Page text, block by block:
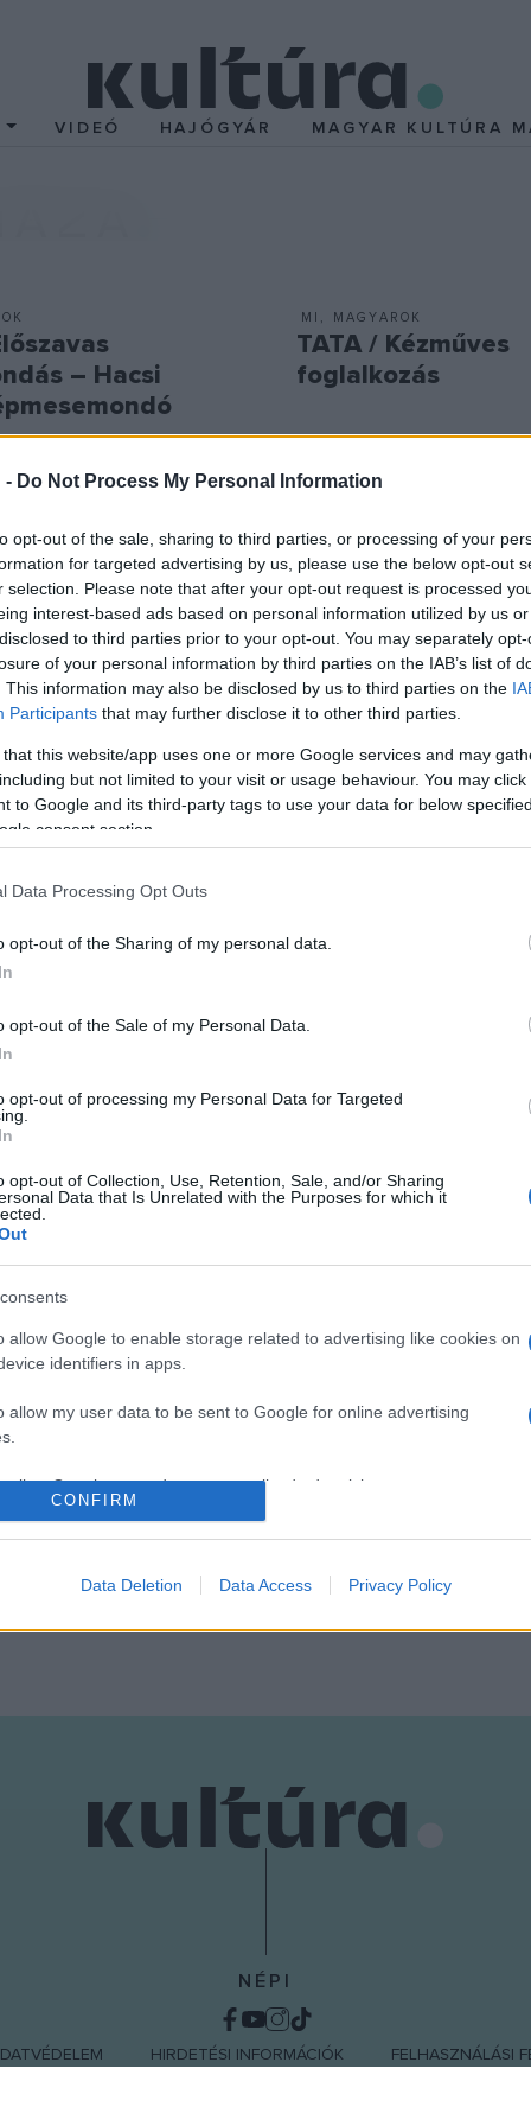
- Do Not Process My Personal Information
opt-out of the sale, sharing to third parties, or processing of your
for targeted advertising by us, please use the below opt-out
selection. Please note that after your opt-out request is processed
interest-based ads based on personal information utilized by us
to third parties prior to your opt-out. You may separately
of your personal information by third parties on the IAB’s list of
This information may also be disclosed by us to third parties on the
Participants that may further disclose it to other third parties.
that this website/app uses one or more Google services and may
but not limited to your visit or usage behaviour. You may
to Google and its third-party tags to use your data for below
consent section.
Data Processing Opt Outs
opt-out of the Sharing of my personal data.
opt-out of the Sale of my Personal Data.
opt-out of processing my Personal Data for Targeted
opt-out of Collection, Use, Retention, Sale, and/or Sharing
Data that Is Unrelated with the Purposes for which it
allow Google to enable storage related to advertising like cookies on
identifiers in apps.
allow my user data to be sent to Google for online advertising
allow Google to send me personalized advertising.
allow Google to enable storage related to analytics like cookies on
CONFIRM
Data Deletion Data Access Privacy Policy
VIDEÓ HAJÓGYÁR MAGYAR KULTÚRA
– Hacsi
MI, MAGYAROK
TATA / Kézműves
foglalkozás
/ Élőszavas
– Bukovics
MI, MAGYAROK
EDELÉNY /
mesemondás –
János
/ Fábián
túl
KULTPOL
Idén is 2,5 milliárd forinttal
Csoóri Sándor Programot,
részesülhet – jelentette be
Balázs pénteken
< 5 7 9 >
NÉPI
HIRDETÉSI INFORMÁCIÓK FELHASZNÁLÁSI